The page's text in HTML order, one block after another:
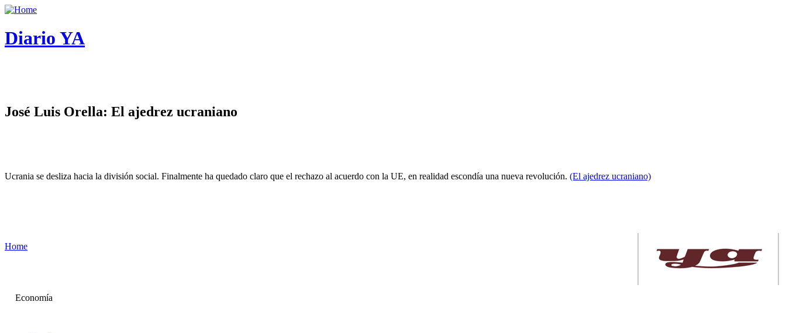
Diario YA
José Luis Orella: El ajedrez ucraniano
Ucrania se desliza hacia la división social. Finalmente ha quedado claro que el rechazo al acuerdo con la UE, en realidad escondía una nueva revolución. (El ajedrez ucraniano)
Home
Economía